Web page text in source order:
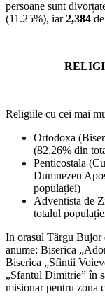
persoane sunt
(11.25%), iar2,384
Religiile cu cei mai
Ortodoxa
(82.26% din
Penticostala
Dumnezeu
populației)
Adventista de
totalul
In orasul Târgu Bujor
anume: Biserica
Biserica „Sfintii
„Sfantul Dimitrie” în
misionar pentru zona